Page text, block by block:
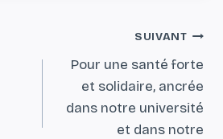
SUIVANT
Pour une santé forte
et solidaire, ancrée
dans notre université
et dans notre